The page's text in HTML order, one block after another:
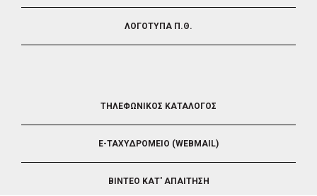
ΛΟΓΟΤΥΠΑ Π.Θ.
ΤΗΛΕΦΩΝΙΚΟΣ ΚΑΤΑΛΟΓΟΣ
E-ΤΑΧΥΔΡΟΜΕΙΟ (WEBMAIL)
ΒΙΝΤΕΟ ΚΑΤ' ΑΠΑΙΤΗΣΗ